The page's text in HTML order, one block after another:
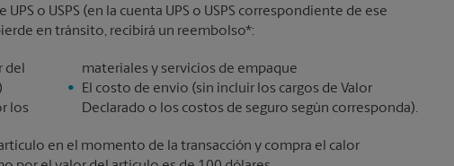
o USPS (en la cuenta UPS o USPS correspondiente de ese
en tránsito, recibirá un reembolso*:
del
los
materiales y servicios de empaque
El costo de envío (sin incluir los cargos de Valor
Declarado o los costos de seguro según corresponda).
en el momento de la transacción y compra el calor